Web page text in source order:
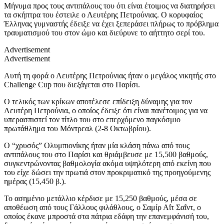
Μήνυμα προς τους αντιπάλους του ότι είναι έτοιμος να διατηρήσει
τα σκήπτρα του έστειλε ο Λευτέρης Πετρούνιας. Ο κορυφαίος
Έλληνας γυμναστής έδειξε να έχει ξεπεράσει πλήρως το πρόβλημα
τραυματισμού του στον ώμο και διεύρυνε το αήττητο σερί του.
Advertisement
Advertisement
Αυτή τη φορά ο Λευτέρης Πετρούνιας ήταν ο μεγάλος νικητής στο
Challenge Cup που διεξάγεται στο Παρίσι.
Ο τελικός των κρίκων αποτέλεσε επίδειξη δύναμης για τον
Λευτέρη Πετρούνια, ο οποίος έδειξε ότι είναι πανέτοιμος για να
υπερασπιστεί τον τίτλο του στο επερχόμενο παγκόσμιο
πρωτάθλημα του Μόντρεαλ (2-8 Οκτωβρίου).
Ο “χρυσός” Ολυμπιονίκης ήταν μία κλάση πάνω από τους
αντιπάλους του στο Παρίσι και θριάμβευσε με 15,500 βαθμούς,
συγκεντρώνοντας βαθμολογία ακόμα υψηλότερη από εκείνη που
του είχε δώσει την πρωτιά στον προκριματικό της προηγούμενης
ημέρας (15,450 β.).
Το ασημένιο μετάλλιο κέρδισε με 15,250 βαθμούς, μέσα σε
αποθέωση από τους Γάλλους φιλάθλους, ο Σαμίρ Αΐτ Σαΐντ, ο
οποίος έκανε μπροστά στα πάτρια εδάφη την επανεμφάνισή του,